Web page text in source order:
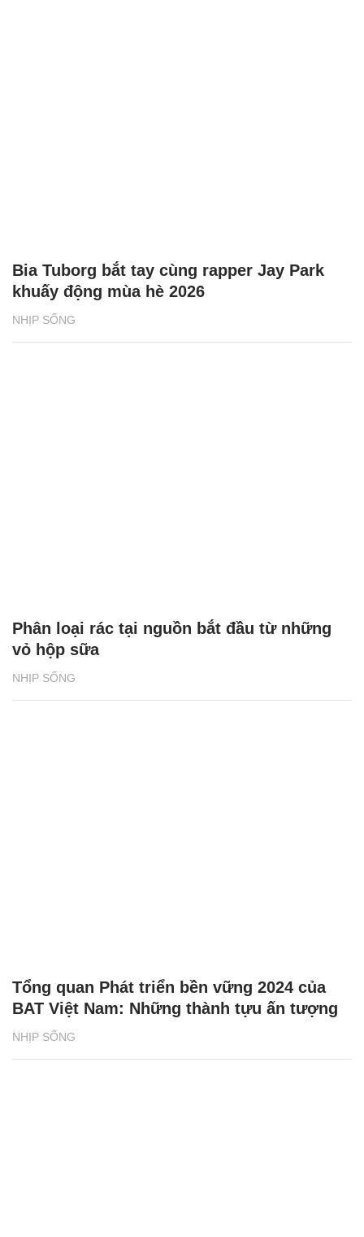
NHỊP SỐNG
Bia Tuborg bắt tay cùng rapper Jay Park
khuấy động mùa hè 2026
NHỊP SỐNG
Phân loại rác tại nguồn bắt đầu từ những
vỏ hộp sữa
NHỊP SỐNG
Tổng quan Phát triển bền vững 2024 của
BAT Việt Nam: Những thành tựu ấn tượng